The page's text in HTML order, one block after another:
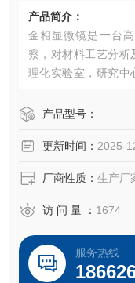
产品简介：
金相显微镜是一台
察，对材料工艺分析
理化实验室，研究中
仪。产品型号：
更新时间： 2025-
厂商性质： 生产厂
访 问 量 ： 1674
服务热线